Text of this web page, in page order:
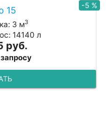
-5 %
3 м3
14140 л
руб.